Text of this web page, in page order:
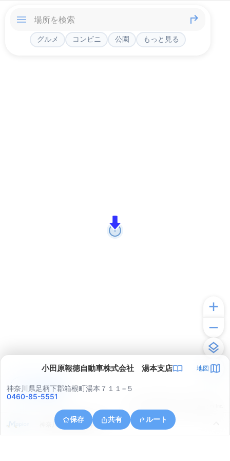
グルメ コンビニ 公園 もっと見る
小田原報徳自動車株式会社 湯本支店 地図
神奈川県足柄下郡箱根町湯本７１１−５
0460-85-5551
保存 共有 ルート
神奈川県小田原市早川
アプリで見る